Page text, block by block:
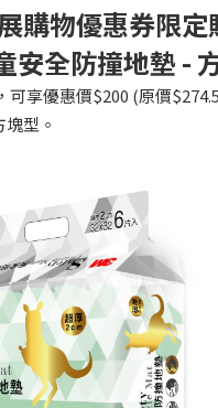
購物優惠券限
安全防撞地墊 -
可享優惠價$200 (原價
型。